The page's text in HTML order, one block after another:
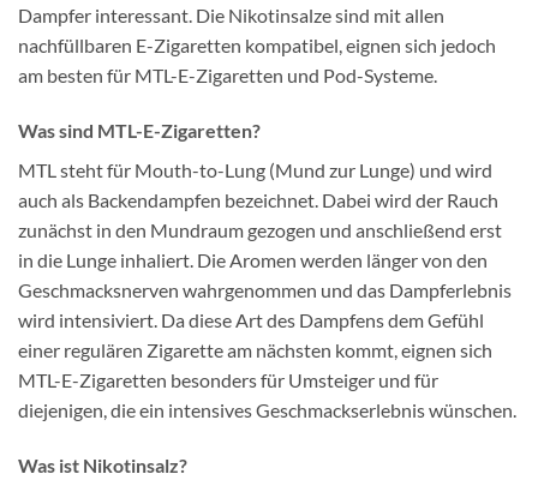
Dampfer interessant. Die Nikotinsalze sind mit allen
nachfüllbaren E-Zigaretten kompatibel, eignen sich jedoch
am besten für MTL-E-Zigaretten und Pod-Systeme.
Was sind MTL-E-Zigaretten?
MTL steht für Mouth-to-Lung (Mund zur Lunge) und wird
auch als Backendampfen bezeichnet. Dabei wird der Rauch
zunächst in den Mundraum gezogen und anschließend erst
in die Lunge inhaliert. Die Aromen werden länger von den
Geschmacksnerven wahrgenommen und das Dampferlebnis
wird intensiviert. Da diese Art des Dampfens dem Gefühl
einer regulären Zigarette am nächsten kommt, eignen sich
MTL-E-Zigaretten besonders für Umsteiger und für
diejenigen, die ein intensives Geschmackserlebnis wünschen.
Was ist Nikotinsalz?